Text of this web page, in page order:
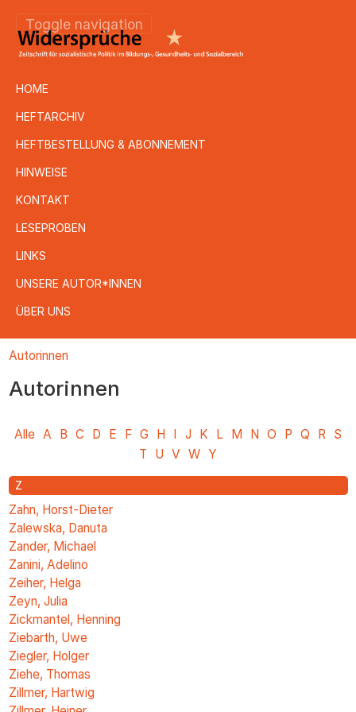
Toggle navigation
HOME
HEFTARCHIV
HEFTBESTELLUNG & ABONNEMENT
HINWEISE
KONTAKT
LESEPROBEN
LINKS
UNSERE AUTOR*INNEN
ÜBER UNS
Direkt
Inhalt
You
are
here
Autorinnen
Autorinnen
Alle A B C D E F G H I J K L M N O P Q R S
T
U V W Y
Z
Zahn, Horst-Dieter
Zalewska, Danuta
Zander, Michael
Zanini, Adelino
Zeiher, Helga
Zeyn, Julia
Zickmantel, Henning
Ziebarth, Uwe
Ziegler, Holger
Ziehe, Thomas
Zillmer, Hartwig